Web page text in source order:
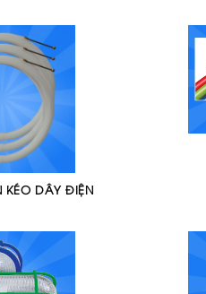
KÉO DÂY ĐIỆN